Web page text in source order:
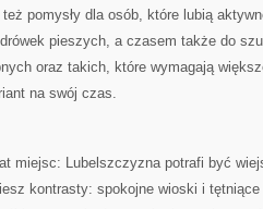
pomysły dla osób, które lubią
pieszych, a czasem także do
oraz takich, które wymagają
na swój czas.
miejsc: Lubelszczyzna potrafi być
kontrasty: spokojne wioski i